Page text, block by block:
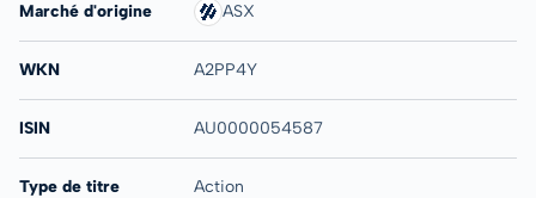
Marché d'origine ASX
WKN A2PP4Y
ISIN AU0000054587
Type de titre Action